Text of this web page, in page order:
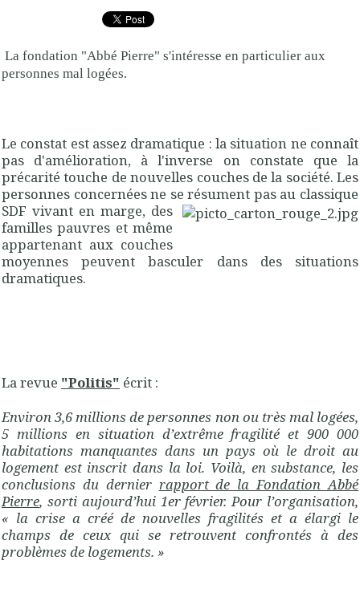
La fondation "Abbé Pierre" s'intéresse en particulier aux
personnes mal logées.
Le constat est assez dramatique : la situation ne connaît
pas d'amélioration, à l'inverse on constate que la
précarité touche de nouvelles couches de la société. Les
personnes concernées ne se résument pas au classique
SDF vivant en marge, des
familles pauvres et même
appartenant aux couches
moyennes peuvent basculer dans des situations
dramatiques.
La revue "Politis" écrit :
Environ 3,6 millions de personnes non ou très mal logées,
5 millions en situation d’extrême fragilité et 900 000
habitations manquantes dans un pays où le droit au
logement est inscrit dans la loi. Voilà, en substance, les
conclusions du dernier rapport de la Fondation Abbé
Pierre, sorti aujourd’hui 1er février. Pour l’organisation,
« la crise a créé de nouvelles fragilités et a élargi le
champs de ceux qui se retrouvent confrontés à des
problèmes de logements. »